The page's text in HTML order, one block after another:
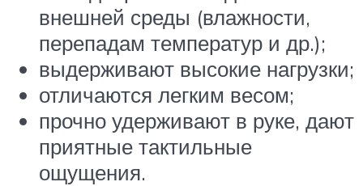
внешней среды (влажности,
перепадам температур и др.);
выдерживают высокие нагрузки;
отличаются легким весом;
прочно удерживают в руке, дают
приятные тактильные
ощущения.